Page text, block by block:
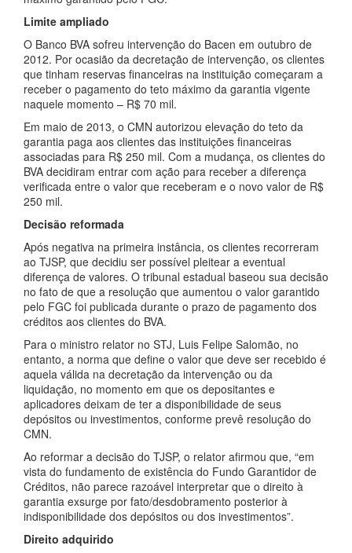
Limite ampliado
O Banco BVA sofreu intervenção do Bacen em outubro de
2012. Por ocasião da decretação de intervenção, os clientes
que tinham reservas financeiras na instituição começaram a
receber o pagamento do teto máximo da garantia vigente
naquele momento – R$ 70 mil.
Em maio de 2013, o CMN autorizou elevação do teto da
garantia paga aos clientes das instituições financeiras
associadas para R$ 250 mil. Com a mudança, os clientes do
BVA decidiram entrar com ação para receber a diferença
verificada entre o valor que receberam e o novo valor de R$
250 mil.
Decisão reformada
Após negativa na primeira instância, os clientes recorreram
ao TJSP, que decidiu ser possível pleitear a eventual
diferença de valores. O tribunal estadual baseou sua decisão
no fato de que a resolução que aumentou o valor garantido
pelo FGC foi publicada durante o prazo de pagamento dos
créditos aos clientes do BVA.
Para o ministro relator no STJ, Luis Felipe Salomão, no
entanto, a norma que define o valor que deve ser recebido é
aquela válida na decretação da intervenção ou da
liquidação, no momento em que os depositantes e
aplicadores deixam de ter a disponibilidade de seus
depósitos ou investimentos, conforme prevê resolução do
CMN.
Ao reformar a decisão do TJSP, o relator afirmou que, “em
vista do fundamento de existência do Fundo Garantidor de
Créditos, não parece razoável interpretar que o direito à
garantia exsurge por fato/desdobramento posterior à
indisponibilidade dos depósitos ou dos investimentos”.
Direito adquirido